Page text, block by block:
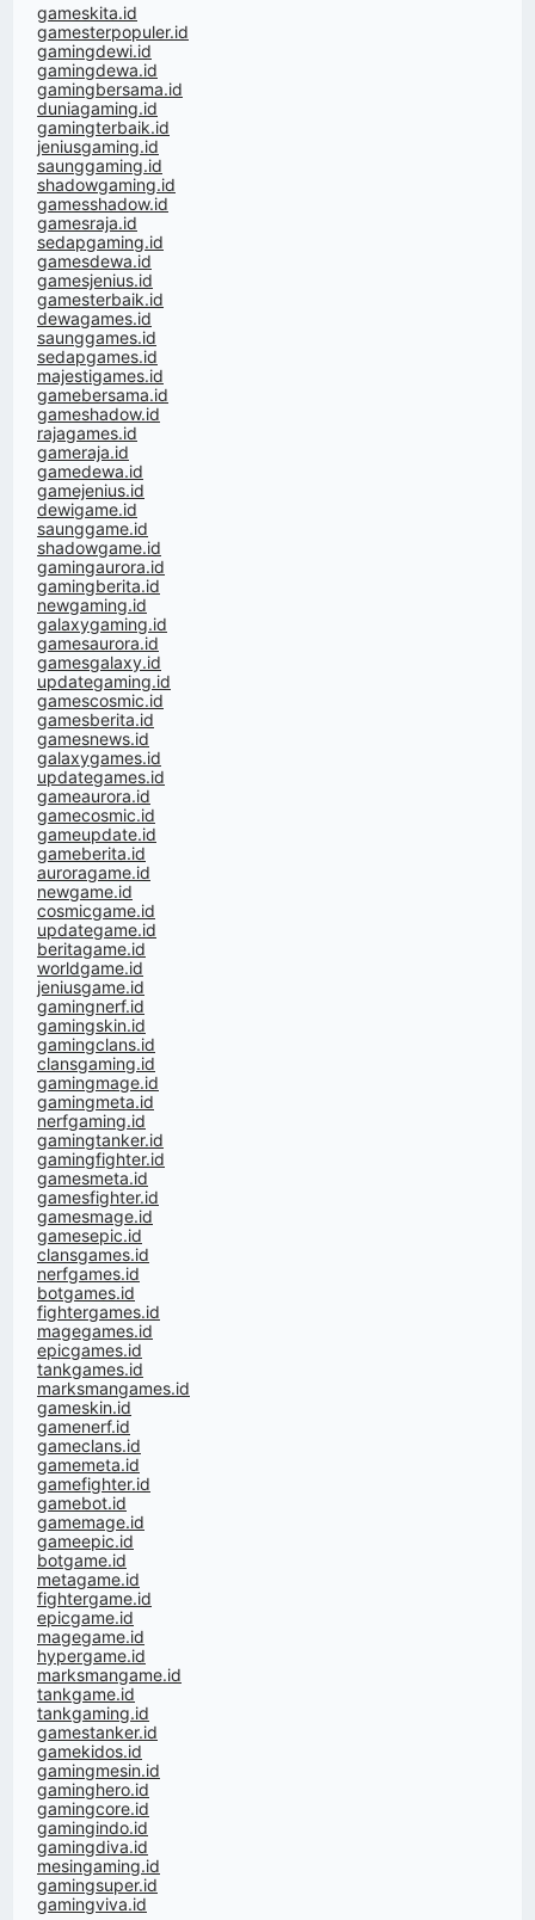
gameskita.id
gamesterpopuler.id
gamingdewi.id
gamingdewa.id
gamingbersama.id
duniagaming.id
gamingterbaik.id
jeniusgaming.id
saunggaming.id
shadowgaming.id
gamesshadow.id
gamesraja.id
sedapgaming.id
gamesdewa.id
gamesjenius.id
gamesterbaik.id
dewagames.id
saunggames.id
sedapgames.id
majestigames.id
gamebersama.id
gameshadow.id
rajagames.id
gameraja.id
gamedewa.id
gamejenius.id
dewigame.id
saunggame.id
shadowgame.id
gamingaurora.id
gamingberita.id
newgaming.id
galaxygaming.id
gamesaurora.id
gamesgalaxy.id
updategaming.id
gamescosmic.id
gamesberita.id
gamesnews.id
galaxygames.id
updategames.id
gameaurora.id
gamecosmic.id
gameupdate.id
gameberita.id
auroragame.id
newgame.id
cosmicgame.id
updategame.id
beritagame.id
worldgame.id
jeniusgame.id
gamingnerf.id
gamingskin.id
gamingclans.id
clansgaming.id
gamingmage.id
gamingmeta.id
nerfgaming.id
gamingtanker.id
gamingfighter.id
gamesmeta.id
gamesfighter.id
gamesmage.id
gamesepic.id
clansgames.id
nerfgames.id
botgames.id
fightergames.id
magegames.id
epicgames.id
tankgames.id
marksmangames.id
gameskin.id
gamenerf.id
gameclans.id
gamemeta.id
gamefighter.id
gamebot.id
gamemage.id
gameepic.id
botgame.id
metagame.id
fightergame.id
epicgame.id
magegame.id
hypergame.id
marksmangame.id
tankgame.id
tankgaming.id
gamestanker.id
gamekidos.id
gamingmesin.id
gaminghero.id
gamingcore.id
gamingindo.id
gamingdiva.id
mesingaming.id
gamingsuper.id
gamingviva.id